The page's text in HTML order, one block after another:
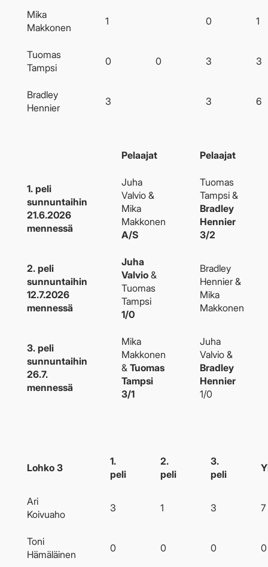
Mika
Makkonen
1 0 1
Tuomas
Tampsi
0 0 3 3
Bradley
Hennier
3 3 6
Pelaajat Pelaajat
1. peli
sunnuntaihin
21.6.2026
mennessä
Juha
Valvio &
Mika
Makkonen
A/S
Tuomas
Tampsi &
Bradley
Hennier
3/2
2. peli
sunnuntaihin
12.7.2026
mennessä
Juha
Valvio &
Tuomas
Tampsi
1/0
Bradley
Hennier &
Mika
Makkonen
3. peli
sunnuntaihin
26.7.
mennessä
Mika
Makkonen
& Tuomas
Tampsi
3/1
Juha
Valvio &
Bradley
Hennier
1/0
Lohko 3
1.
peli
2.
peli
3.
peli
Ari
Koivuaho
3 1 3 7
Toni
Hämäläinen
0 0 0 0